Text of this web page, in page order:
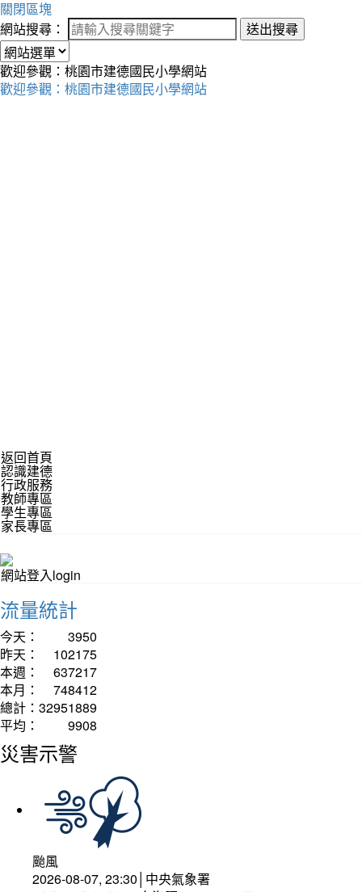
關閉區塊
網站搜尋：
送出搜尋
歡迎參觀：桃園市建德國民小學網站
歡迎參觀：桃園市建德國民小學網站
返回首頁
認識建德
行政服務
教師專區
學生專區
家長專區
網站登入login
流量統計
今天：
3950
昨天：
102175
本週：
637217
本月：
748412
總計： 32951889
平均：
9908
災害示警
颱風
2026-08-07, 23:30│中央氣象署